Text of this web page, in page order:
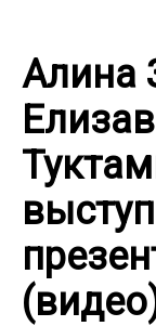
Алина